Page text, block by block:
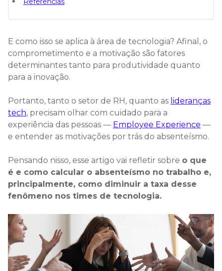
E como isso se aplica à área de tecnologia? Afinal, o
comprometimento e a motivação são fatores
determinantes tanto para produtividade quanto
para a inovação.
Portanto, tanto o setor de RH, quanto as lideranças
tech, precisam olhar com cuidado para a
experiência das pessoas — Employee Experience —
e entender as motivações por trás do absenteísmo.
Pensando nisso, esse artigo vai refletir sobre o que
é e como calcular o absenteísmo no trabalho e,
principalmente, como diminuir a taxa desse
fenômeno nos times de tecnologia.